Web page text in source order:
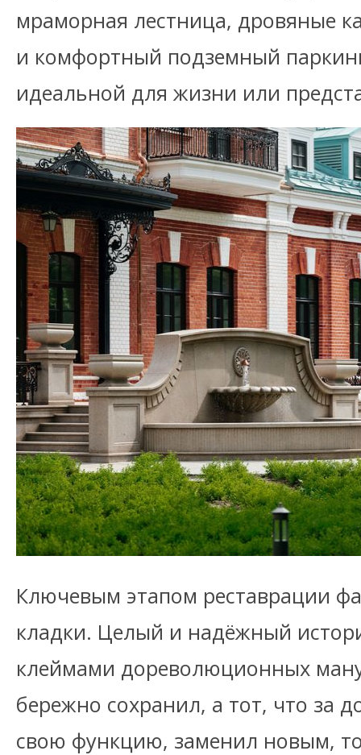
мраморная лестница, дровяные
и комфортный подземный
идеальной для жизни или
Ключевым этапом реставрации
кладки. Целый и надёжный
клеймами дореволюционных
бережно сохранил, а тот, что за
свою функцию, заменил новым,